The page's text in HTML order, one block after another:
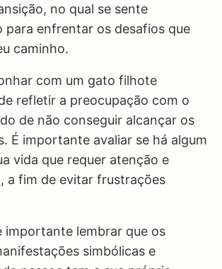
no qual se sente
para enfrentar os desafios que
caminho.
com um gato filhote
refletir a preocupação com o
de não conseguir alcançar os
É importante avaliar se há algum
vida que requer atenção e
a fim de evitar frustrações
importante lembrar que os
simbólicas e